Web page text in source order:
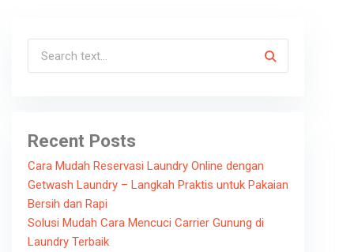
Recent Posts
Cara Mudah Reservasi Laundry Online dengan
Getwash Laundry – Langkah Praktis untuk Pakaian
Bersih dan Rapi
Solusi Mudah Cara Mencuci Carrier Gunung di
Laundry Terbaik